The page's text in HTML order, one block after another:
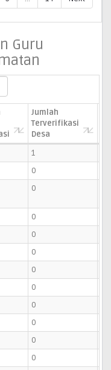
Guru
Jumlah
Terverifikasi
Desa
1
0
0
0
0
0
0
0
0
0
0
0